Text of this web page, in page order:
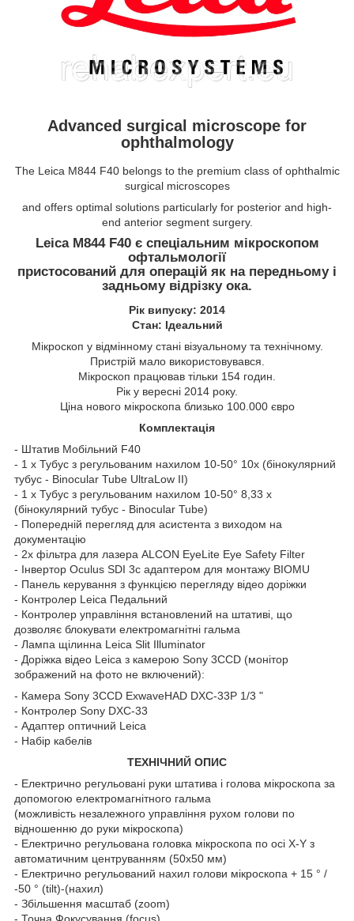
Advanced surgical microscope for
ophthalmology
The Leica M844 F40 belongs to the premium class of ophthalmic
surgical microscopes
and offers optimal solutions particularly for posterior and high-
end anterior segment surgery.
Leica M844 F40 є спеціальним мікроскопом
офтальмології
пристосований для операцій як на передньому і
задньому відрізку ока.
Рік випуску: 2014
Стан: Ідеальний
Мікроскоп у відмінному стані візуальному та технічному.
Пристрій мало використовувався.
Мікроскоп працював тільки 154 годин.
Рік у вересні 2014 року.
Ціна нового мікроскопа близько 100.000 євро
Комплектація
- Штатив Мобільний F40
- 1 х Тубус з регульованим нахилом 10-50° 10x (бінокулярний
тубус - Binocular Tube UltraLow II)
- 1 х Тубус з регульованим нахилом 10-50° 8,33 x
(бінокулярний тубус - Binocular Tube)
- Попередній перегляд для асистента з виходом на
документацію
- 2х фільтра для лазера ALCON EyeLite Eye Safety Filter
- Інвертор Oculus SDI 3c адаптером для монтажу BIOMU
- Панель керування з функцією перегляду відео доріжки
- Контролер Leica Педальний
- Контролер управління встановлений на штативі, що
дозволяє блокувати електромагнітні гальма
- Лампа щілинна Leica Slit Illuminator
- Доріжка відео Leica з камерою Sony 3CCD (монітор
зображений на фото не включений):
- Камера Sony 3CCD ExwaveHAD DXC-33P 1/3 "
- Контролер Sony DXC-33
- Адаптер оптичний Leica
- Набір кабелів
ТЕХНІЧНИЙ ОПИС
- Електрично регульовані руки штатива і голова мікроскопа за
допомогою електромагнітного гальма
(можливість незалежного управління рухом голови по
відношенню до руки мікроскопа)
- Електрично регульована головка мікроскопа по осі X-Y з
автоматичним центруванням (50х50 мм)
- Електрично регульований нахил голови мікроскопа + 15 ° /
-50 ° (tilt)-(нахил)
- Збільшення масштаб (zoom)
- Точна Фокусування (focus)